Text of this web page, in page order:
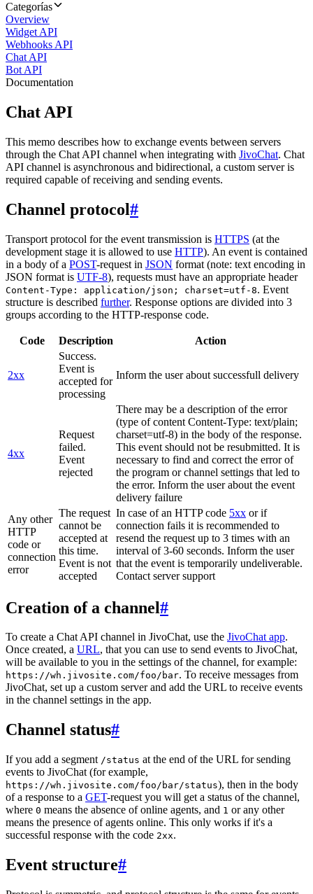
Categorías
Overview
Widget API
Webhooks API
Chat API
Bot API
Documentation
Chat API
This memo describes how to exchange events between servers
through the Chat API channel when integrating with JivoChat. Chat
API channel is asynchronous and bidirectional, a custom server is
required capable of receiving and sending events.
Channel protocol#
Transport protocol for the event transmission is HTTPS (at the
development stage it is allowed to use HTTP). An event is contained
in a body of a POST-request in JSON format (note: text encoding in
JSON format is UTF-8), requests must have an appropriate header
Content-Type: application/json; charset=utf-8. Event
structure is described further. Response options are divided into 3
groups according to the HTTP-response code.
Code Description Action
2xx
Success.
Event is
accepted for
processing
Inform the user about successfull delivery
4xx
Request
failed.
Event
rejected
There may be a description of the error
(type of content Content-Type: text/plain;
charset=utf-8) in the body of the response.
This event should not be resubmitted. It is
necessary to find and correct the error of
the program or channel settings that led to
the error. Inform the user about the event
delivery failure
Any other
HTTP
code or
connection
error
The request
cannot be
accepted at
this time.
Event is not
accepted
In case of an HTTP code 5xx or if
connection fails it is recommended to
resend the request up to 3 times with an
interval of 3-60 seconds. Inform the user
that the event is temporarily undeliverable.
Contact server support
Creation of a channel#
To create a Chat API channel in JivoChat, use the JivoChat app.
Once created, a URL, that you can use to send events to JivoChat,
will be available to you in the settings of the channel, for example:
https://wh.jivosite.com/foo/bar. To receive messages from
JivoChat, set up a custom server and add the URL to receive events
in the channel settings in the app.
Channel status#
If you add a segment /status at the end of the URL for sending
events to JivoChat (for example,
https://wh.jivosite.com/foo/bar/status), then in the body
of a response to a GET-request you will get a status of the channel,
where 0 means the absence of online agents, and 1 or any other
means the presence of agents online. This only works if it's a
successful response with the code 2xx.
Event structure#